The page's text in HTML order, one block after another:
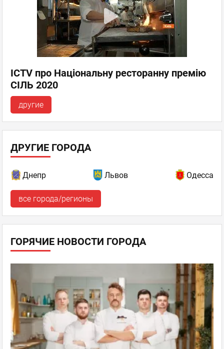
ICTV про Національну ресторанну премію
СІЛЬ 2020
другие
ДРУГИЕ ГОРОДА
Днепр Львов Одесса
все города/регионы
ГОРЯЧИЕ НОВОСТИ ГОРОДА